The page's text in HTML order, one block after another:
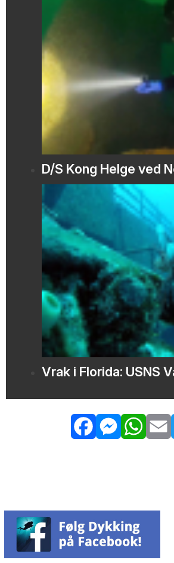
D/S Kong Helge ved
Vrak i Florida: USNS